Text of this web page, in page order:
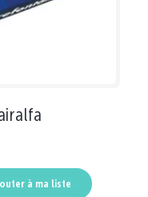
à ma liste